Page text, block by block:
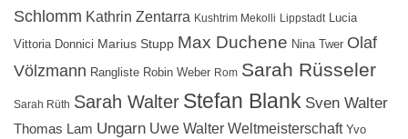
Schlomm Kathrin Zentarra Kushtrim Mekolli Lippstadt Lucia
Vittoria Donnici Marius Stupp Max Duchene Nina Twer Olaf
Völzmann Rangliste Robin Weber Rom Sarah Rüsseler
Sarah Rüth Sarah Walter Stefan Blank Sven Walter
Thomas Lam Ungarn Uwe Walter Weltmeisterschaft Yvo